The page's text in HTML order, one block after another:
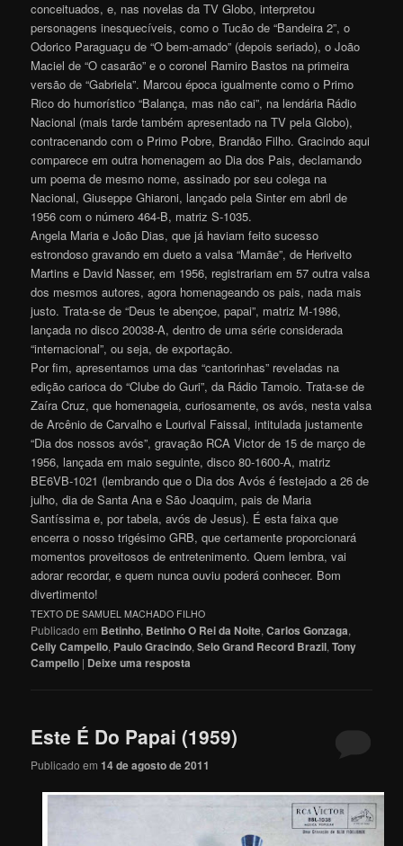
conceituados, e, nas novelas da TV Globo, interpretou
personagens inesquecíveis, como o Tucão de “Bandeira 2”, o
Odorico Paraguaçu de “O bem-amado” (depois seriado), o João
Maciel de “O casarão” e o coronel Ramiro Bastos na primeira
versão de “Gabriela”. Marcou época igualmente como o Primo
Rico do humorístico “Balança, mas não cai”, na lendária Rádio
Nacional (mais tarde também apresentado na TV pela Globo),
contracenando com o Primo Pobre, Brandão Filho. Gracindo aqui
comparece em outra homenagem ao Dia dos Pais, declamando
um poema de mesmo nome, assinado por seu colega na
Nacional, Giuseppe Ghiaroni, lançado pela Sinter em abril de
1956 com o número 464-B, matriz S-1035.
Angela Maria e João Dias, que já haviam feito sucesso
estrondoso gravando em dueto a valsa “Mamãe”, de Herivelto
Martins e David Nasser, em 1956, registrariam em 57 outra valsa
dos mesmos autores, agora homenageando os pais, nada mais
justo. Trata-se de “Deus te abençoe, papai”, matriz M-1986,
lançada no disco 20038-A, dentro de uma série considerada
“internacional”, ou seja, de exportação.
Por fim, apresentamos uma das “cantorinhas” reveladas na
edição carioca do “Clube do Guri”, da Rádio Tamoio. Trata-se de
Zaíra Cruz, que homenageia, curiosamente, os avós, nesta valsa
de Arcênio de Carvalho e Lourival Faissal, intitulada justamente
“Dia dos nossos avós”, gravação RCA Victor de 15 de março de
1956, lançada em maio seguinte, disco 80-1600-A, matriz
BE6VB-1021 (lembrando que o Dia dos Avós é festejado a 26 de
julho, dia de Santa Ana e São Joaquim, pais de Maria
Santíssima e, por tabela, avós de Jesus). É esta faixa que
encerra o nosso trigésimo GRB, que certamente proporcionará
momentos proveitosos de entretenimento. Quem lembra, vai
adorar recordar, e quem nunca ouviu poderá conhecer. Bom
divertimento!
TEXTO DE SAMUEL MACHADO FILHO
Publicado em Betinho, Betinho O Rei da Noite,Carlos Gonzaga,
Celly Campello, Paulo Gracindo,Selo Grand Record Brazil,Tony
Campello | Deixe uma resposta
Este É Do Papai (1959)
Publicado em14 de agosto de 2011